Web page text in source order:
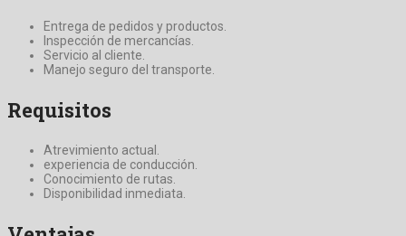
Entrega de pedidos y productos.
Inspección de mercancías.
Servicio al cliente.
Manejo seguro del transporte.
Requisitos
Atrevimiento actual.
experiencia de conducción.
Conocimiento de rutas.
Disponibilidad inmediata.